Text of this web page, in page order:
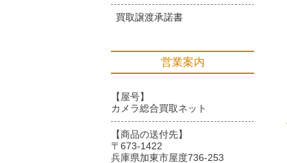
買取譲渡承諾書
営業案内
【屋号】
カメラ総合買取ネット
【商品の送付先】
〒673-1422
兵庫県加東市屋度736-253